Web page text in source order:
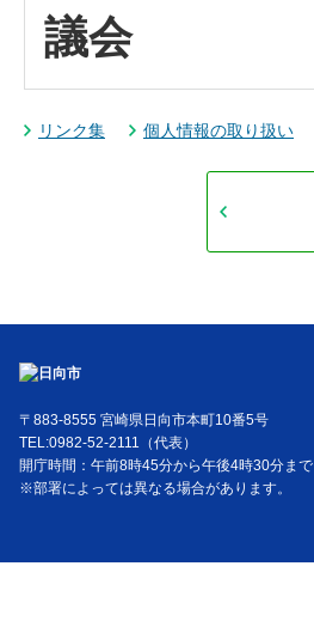
議会
リンク集 個人情報の取り扱い
〒883-8555 宮崎県日向市本町10番5号
TEL:0982-52-2111（代表）
開庁時間：午前8時45分から午後4時30分まで
※部署によっては異なる場合があります。